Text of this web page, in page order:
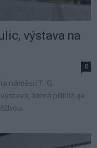
výstava na
0
náměstí T. G.
která přibližuje